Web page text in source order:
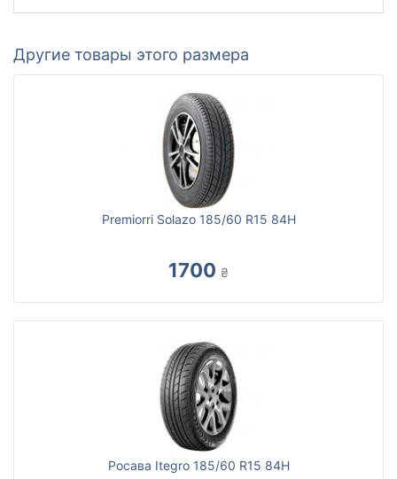
Другие товары этого размера
Premiorri Solazo 185/60 R15 84H
1700 ₴
Росава Itegro 185/60 R15 84H